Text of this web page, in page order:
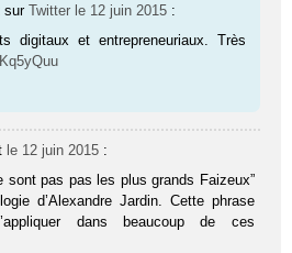
surTwitter le 12 juin 2015 :
digitaux et entrepreneuriaux. Très
le 12 juin 2015 :
sont pas pas les plus grands Faizeux”
d’Alexandre Jardin. Cette phrase
dans beaucoup de ces